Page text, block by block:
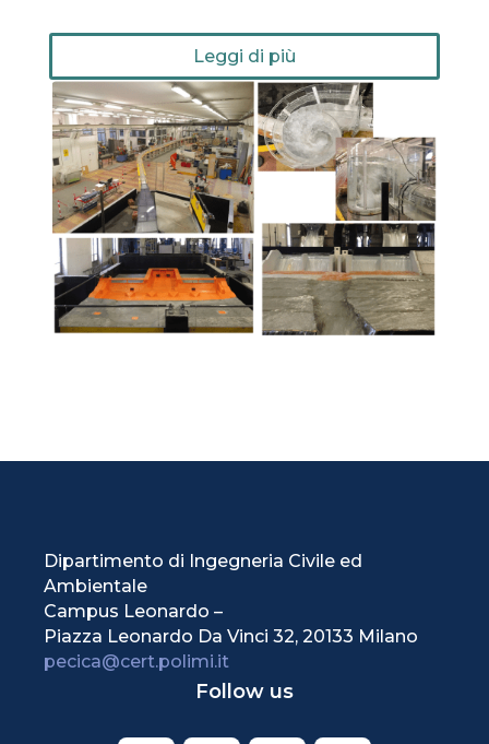
Leggi di più
Dipartimento di Ingegneria Civile ed
Ambientale
Campus Leonardo –
Piazza Leonardo Da Vinci 32, 20133 Milano
pecica@cert.polimi.it
Follow us